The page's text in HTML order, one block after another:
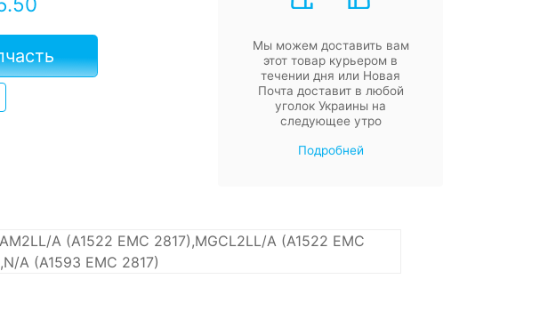
Мы можем доставить вам
этот товар курьером в
течении дня или Новая
Почта доставит в любой
уголок Украины на
следующее утро
Подробней
A (A1522 EMC 2817),MGCL2LL/A (A1522 EMC
A (A1593 EMC 2817)